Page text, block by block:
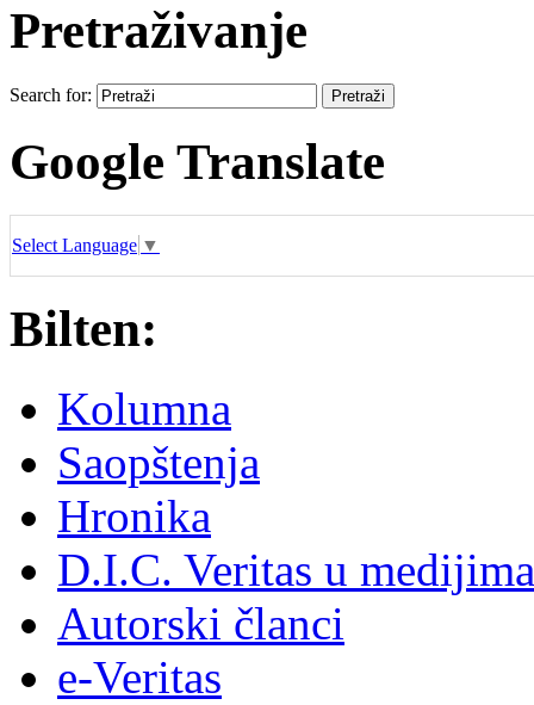
Pretraživanje
Search for:
Google Translate
Select Language ▼
Bilten:
Kolumna
Saopštenja
Hronika
D.I.C. Veritas u medijima
Autorski članci
e-Veritas